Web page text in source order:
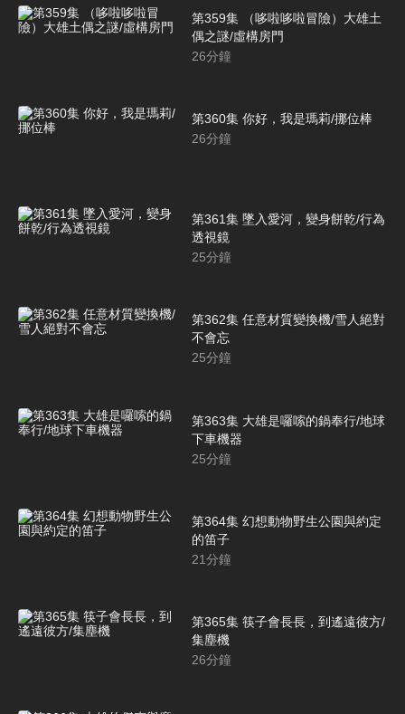
第359集 （哆啦哆啦冒險）大雄土
偶之謎/虛構房門
26分鐘
第360集 你好，我是瑪莉/挪位棒
26分鐘
第361集 墜入愛河，變身餅乾/行為
透視鏡
25分鐘
第362集 任意材質變換機/雪人絕對
不會忘
25分鐘
第363集 大雄是囉嗦的鍋奉行/地球
下車機器
25分鐘
第364集 幻想動物野生公園與約定
的笛子
21分鐘
第365集 筷子會長長，到遙遠彼方/
集塵機
26分鐘